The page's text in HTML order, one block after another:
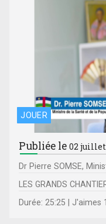
JOUER
Publiée le02 juillet
Dr Pierre SOMSE,
LES GRANDS
Durée: 25:25 | J'aimes